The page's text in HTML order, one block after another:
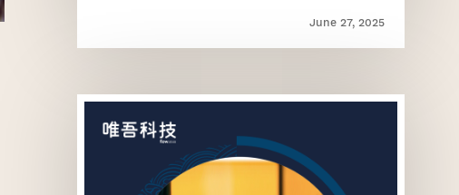
June 27, 2025